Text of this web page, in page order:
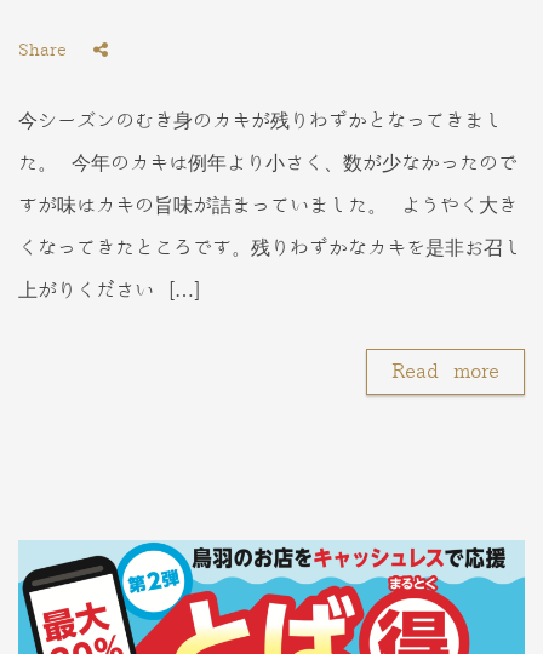
Share
今シーズンのむき身のカキが残りわずかとなってきまし
た。 今年のカキは例年より小さく、数が少なかったので
すが味はカキの旨味が詰まっていました。 ようやく大き
くなってきたところです。残りわずかなカキを是非お召し
上がりください […]
Read more